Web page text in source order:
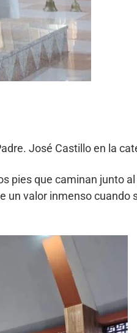
José Castillo en la
pies que caminan junto
un valor inmenso cuando